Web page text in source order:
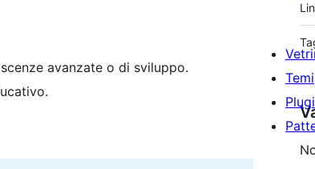
avanzate o di sviluppo.
Temi